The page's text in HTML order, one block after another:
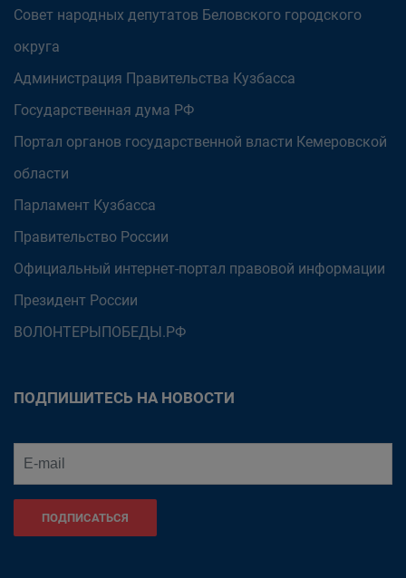
Совет народных депутатов Беловского городского
округа
Администрация Правительства Кузбасса
Государственная дума РФ
Портал органов государственной власти Кемеровской
области
Парламент Кузбасса
Правительство России
Официальный интернет-портал правовой информации
Президент России
ВОЛОНТЕРЫПОБЕДЫ.РФ
ПОДПИШИТЕСЬ НА НОВОСТИ
ПОДПИСАТЬСЯ